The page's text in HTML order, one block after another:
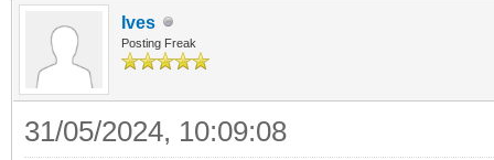
Ives
Posting Freak
31/05/2024, 10:09:08